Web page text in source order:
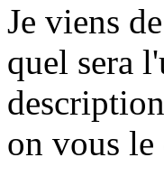
Je viens
quel sera
on vous le